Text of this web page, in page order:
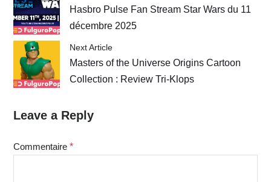
Hasbro Pulse Fan Stream Star Wars du 11
décembre 2025
Next Article
Masters of the Universe Origins Cartoon
Collection : Review Tri-Klops
Leave a Reply
Commentaire *